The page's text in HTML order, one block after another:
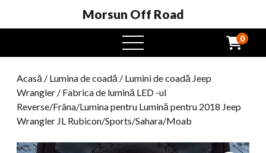
Morsun Off Road
Meniu
Deschide
0
Acasă / Lumina de coadă / Lumini de coadă Jeep
Wrangler / Fabrica de lumină LED -ul
Reverse/Frâna/Lumina pentru Lumină pentru 2018 Jeep
Wrangler JL Rubicon/Sports/Sahara/Moab